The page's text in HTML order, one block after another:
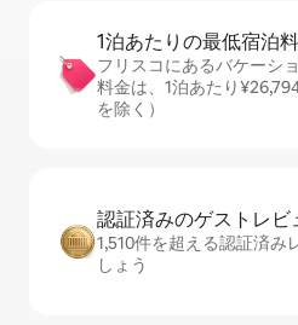
1泊あたりの最⁠低⁠宿⁠泊⁠
フリスコにあるバケーシ
料金は、1泊あたり
を除く）
認証済みのゲ⁠ス⁠ト⁠レ⁠ビ⁠
1,510件を超える認証済み
しょう